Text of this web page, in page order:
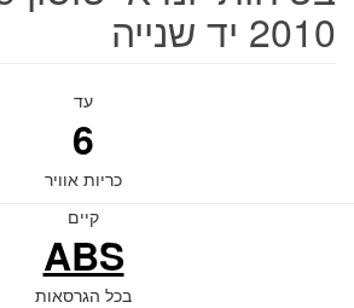
2010 יד שנייה
עד
6
כריות אוויר
קיים
ABS
בכל הגרסאות